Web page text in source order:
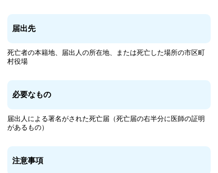
届出先
死亡者の本籍地、届出人の所在地、または死亡した場所の市区町
村役場
必要なもの
届出人による署名がされた死亡届（死亡届の右半分に医師の証明
があるもの）
注意事項